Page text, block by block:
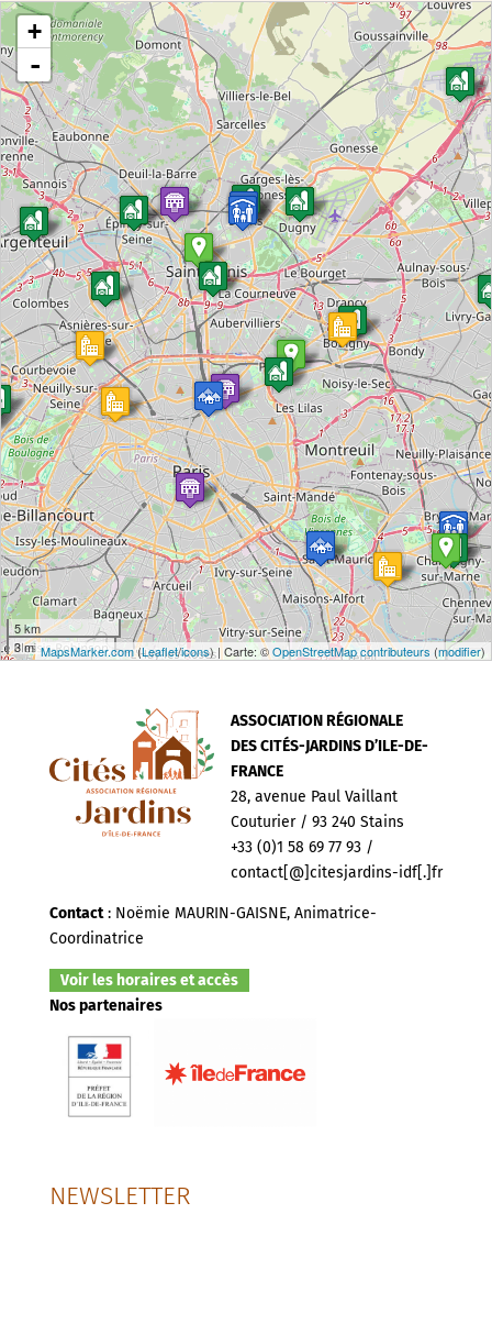
chargement de la carte - veuillez patienter...
+
-
5 km
3 mi MapsMarker.com(Leaflet/icons) | Carte: ©OpenStreetMap contributeurs (modifier)
ASSOCIATION RÉGIONALE
DES CITÉS-JARDINS D’ILE-DE-
FRANCE
28, avenue Paul Vaillant
Couturier / 93 240 Stains
+33 (0)1 58 69 77 93 /
contact[@]citesjardins-idf[.]fr
Contact: Noëmie MAURIN-GAISNE, Animatrice-
Coordinatrice
Voir les horaires et accès
Nos partenaires
NEWSLETTER